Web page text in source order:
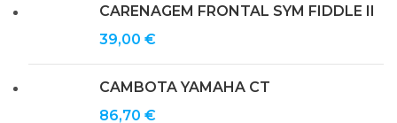
CARENAGEM FRONTAL SYM FIDDLE II
39,00 €
CAMBOTA YAMAHA CT
86,70 €